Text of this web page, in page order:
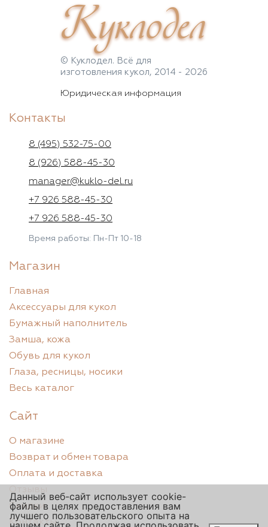
Куклодел
© Куклодел. Всё для
изготовления кукол, 2014 - 2026
Юридическая информация
Контакты
8 (495) 532-75-00
8 (926) 588-45-30
manager@kuklo-del.ru
+7 926 588-45-30
+7 926 588-45-30
Время работы: Пн-Пт 10-18
Магазин
Главная
Аксессуары для кукол
Бумажный наполнитель
Замша, кожа
Обувь для кукол
Глаза, ресницы, носики
Весь каталог
Сайт
О магазине
Возврат и обмен товара
Оплата и доставка
Скидки
Контакты
Данный веб-сайт использует cookie-
файлы в целях предоставления вам
лучшего пользовательского опыта на